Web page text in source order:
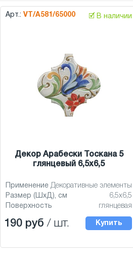
Арт.: VT/A581/65000 🗹 В наличии
Декор Арабески Тоскана 5
глянцевый 6,5x6,5
Применение Декоративные элементы
Размер (ШхД), см
6,5x6,5
Поверхность
глянцевая
190 руб / шт. Купить